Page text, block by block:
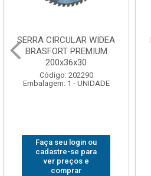
SERRA CIRCULAR WIDEA
BRASFORT PREMIUM
200x36x30
Código: 202290
Embalagem: 1 - UNIDADE
Faça seu login ou
cadastre-se para
ver preços e
comprar